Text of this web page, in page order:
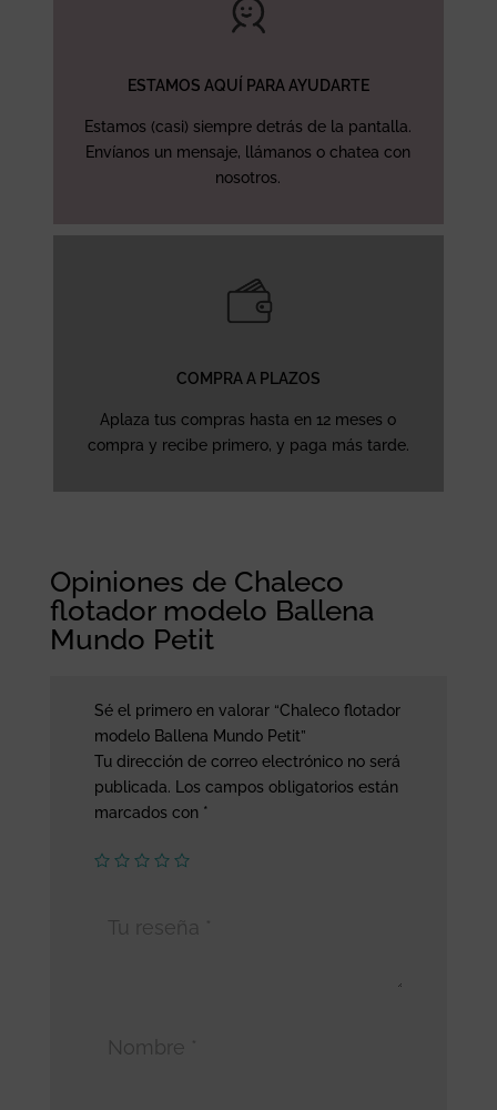
ESTAMOS AQUÍ PARA AYUDARTE
Estamos (casi) siempre detrás de la pantalla.
Envíanos un mensaje, llámanos o chatea con
nosotros.
COMPRA A PLAZOS
Aplaza tus compras hasta en 12 meses o
compra y recibe primero, y paga más tarde.
Opiniones de Chaleco
flotador modelo Ballena
Mundo Petit
Sé el primero en valorar “Chaleco flotador
modelo Ballena Mundo Petit”
Tu dirección de correo electrónico no será
publicada. Los campos obligatorios están
marcados con *